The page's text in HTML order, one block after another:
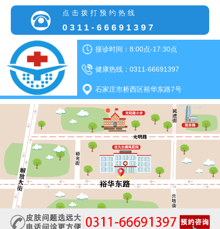
点击拨打预约热线
0311-66691397
接诊时间：8:00点-17:30点
健康热线：0311-66691397
石家庄市桥西区裕华东路7号